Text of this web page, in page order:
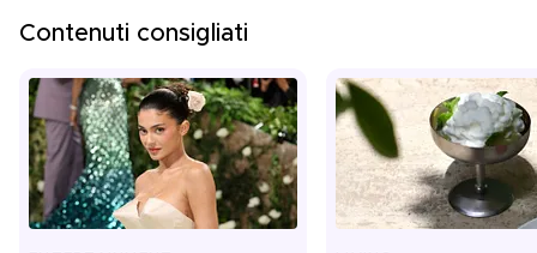
Contenuti consigliati